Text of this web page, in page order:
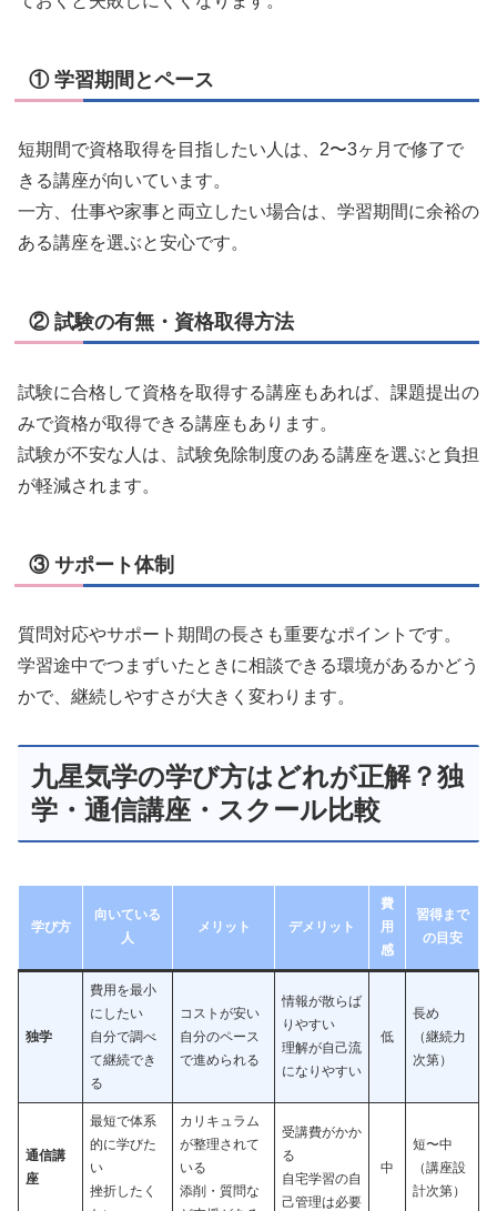
① 学習期間とペース
短期間で資格取得を目指したい人は、2〜3ヶ月で修了で
きる講座が向いています。
一方、仕事や家事と両立したい場合は、学習期間に余裕の
ある講座を選ぶと安心です。
② 試験の有無・資格取得方法
試験に合格して資格を取得する講座もあれば、課題提出の
みで資格が取得できる講座もあります。
試験が不安な人は、試験免除制度のある講座を選ぶと負担
が軽減されます。
③ サポート体制
質問対応やサポート期間の長さも重要なポイントです。
学習途中でつまずいたときに相談できる環境があるかどう
かで、継続しやすさが大きく変わります。
九星気学の学び方はどれが正解？独
学・通信講座・スクール比較
学び方
向いている
人
メリット デメリット
費
用
感
習得まで
の目安
独学
費用を最小
にしたい
自分で調べ
て継続でき
る
コストが安い
自分のペース
で進められる
情報が散らば
りやすい
理解が自己流
になりやすい
低
長め
（継続力
次第）
通信講
座
最短で体系
的に学びた
い
挫折したく
カリキュラム
が整理されて
いる
添削・質問な
受講費がかか
る
自宅学習の自
己管理は必要
中
短〜中
（講座設
計次第）